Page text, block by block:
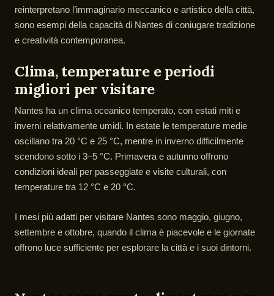
reinterpretano l’immaginario meccanico e artistico della città,
sono esempi della capacità di Nantes di coniugare tradizione
e creatività contemporanea.
Clima, temperature e periodi
migliori per visitare
Nantes ha un clima oceanico temperato, con estati miti e
inverni relativamente umidi. In estate le temperature medie
oscillano tra 20 °C e 25 °C, mentre in inverno difficilmente
scendono sotto i 3–5 °C. Primavera e autunno offrono
condizioni ideali per passeggiate e visite culturali, con
temperature tra 12 °C e 20 °C.
I mesi più adatti per visitare Nantes sono maggio, giugno,
settembre e ottobre, quando il clima è piacevole e le giornate
offrono luce sufficiente per esplorare la città e i suoi dintorni.